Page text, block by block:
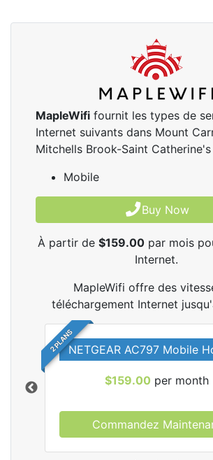
MapleWifi fournit les types de
Internet suivants dans Mount
Mitchells Brook-Saint Catherine's
Mobile
Buy Now
À partir de $159.00par mois
Internet.
MapleWifi offre des
téléchargement Internet
2 PLANSNETGEAR AC797 Mobile
$159.00 per month
Commandez